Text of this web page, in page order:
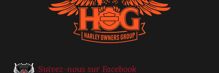
Suivez-nous sur Facebook